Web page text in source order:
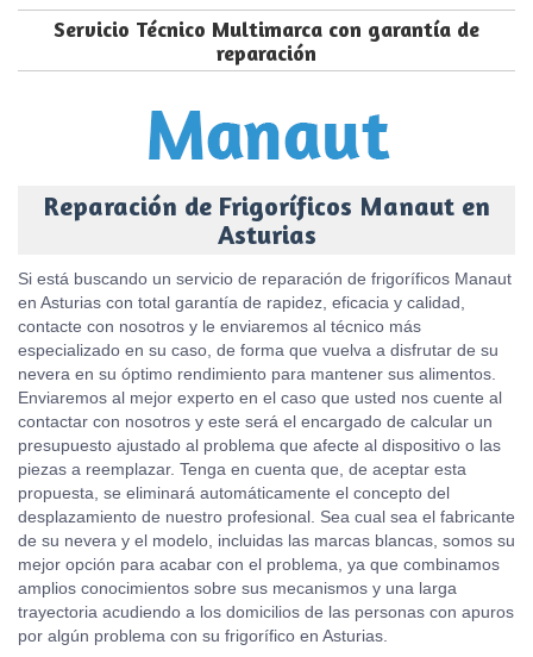
Servicio Técnico Multimarca con garantía de
reparación
Reparación de Frigoríficos Manaut en
Asturias
Si está buscando un servicio de reparación de frigoríficos Manaut
en Asturias con total garantía de rapidez, eficacia y calidad,
contacte con nosotros y le enviaremos al técnico más
especializado en su caso, de forma que vuelva a disfrutar de su
nevera en su óptimo rendimiento para mantener sus alimentos.
Enviaremos al mejor experto en el caso que usted nos cuente al
contactar con nosotros y este será el encargado de calcular un
presupuesto ajustado al problema que afecte al dispositivo o las
piezas a reemplazar. Tenga en cuenta que, de aceptar esta
propuesta, se eliminará automáticamente el concepto del
desplazamiento de nuestro profesional. Sea cual sea el fabricante
de su nevera y el modelo, incluidas las marcas blancas, somos su
mejor opción para acabar con el problema, ya que combinamos
amplios conocimientos sobre sus mecanismos y una larga
trayectoria acudiendo a los domicilios de las personas con apuros
por algún problema con su frigorífico en Asturias.